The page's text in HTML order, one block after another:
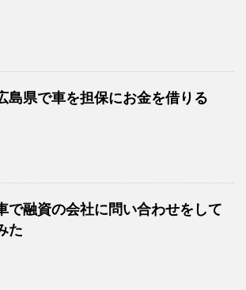
島県で車を担保にお金を借りる
で融資の会社に問い合わせをして
た